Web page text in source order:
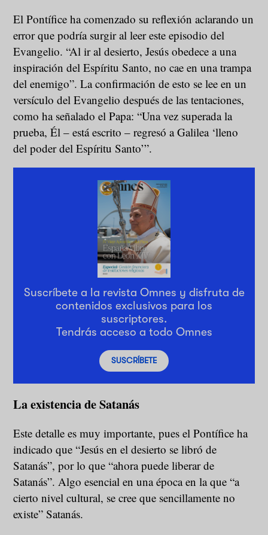
El Pontífice ha comenzado su reflexión aclarando un
error que podría surgir al leer este episodio del
Evangelio. “Al ir al desierto, Jesús obedece a una
inspiración del Espíritu Santo, no cae en una trampa
del enemigo”. La confirmación de esto se lee en un
versículo del Evangelio después de las tentaciones,
como ha señalado el Papa: “Una vez superada la
prueba, Él – está escrito – regresó a Galilea ‘lleno
del poder del Espíritu Santo’”.
Suscríbete a la revista Omnes y disfruta de
contenidos exclusivos para los
suscriptores.
Tendrás acceso a todo Omnes
SUSCRÍBETE
La existencia de Satanás
Este detalle es muy importante, pues el Pontífice ha
indicado que “Jesús en el desierto se libró de
Satanás”, por lo que “ahora puede liberar de
Satanás”. Algo esencial en una época en la que “a
cierto nivel cultural, se cree que sencillamente no
existe” Satanás.